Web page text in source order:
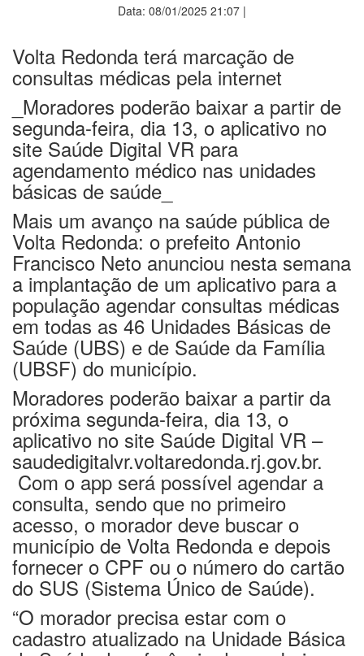
Data: 08/01/2025 21:07 |
Volta Redonda terá marcação de
consultas médicas pela internet
_Moradores poderão baixar a partir de
segunda-feira, dia 13, o aplicativo no
site Saúde Digital VR para
agendamento médico nas unidades
básicas de saúde_
Mais um avanço na saúde pública de
Volta Redonda: o prefeito Antonio
Francisco Neto anunciou nesta semana
a implantação de um aplicativo para a
população agendar consultas médicas
em todas as 46 Unidades Básicas de
Saúde (UBS) e de Saúde da Família
(UBSF) do município.
Moradores poderão baixar a partir da
próxima segunda-feira, dia 13, o
aplicativo no site Saúde Digital VR –
saudedigitalvr.voltaredonda.rj.gov.br.
Com o app será possível agendar a
consulta, sendo que no primeiro
acesso, o morador deve buscar o
município de Volta Redonda e depois
fornecer o CPF ou o número do cartão
do SUS (Sistema Único de Saúde).
“O morador precisa estar com o
cadastro atualizado na Unidade Básica